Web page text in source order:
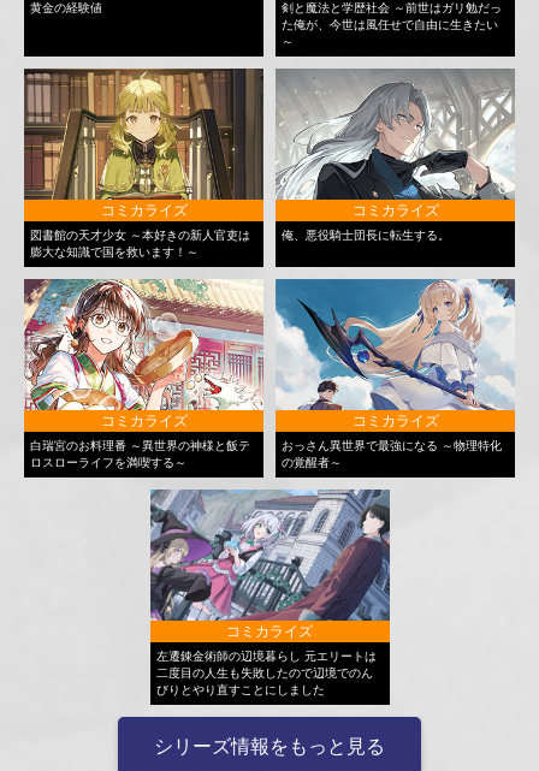
黄金の経験値
剣と魔法と学歴社会 ～前世はガリ勉だっ
た俺が、今世は風任せで自由に生きたい
～
コミカライズ
図書館の天才少女 ～本好きの新人官吏は
膨大な知識で国を救います！～
コミカライズ
俺、悪役騎士団長に転生する。
コミカライズ
白瑞宮のお料理番 ～異世界の神様と飯テ
ロスローライフを満喫する～
コミカライズ
おっさん異世界で最強になる ～物理特化
の覚醒者～
コミカライズ
左遷錬金術師の辺境暮らし 元エリートは
二度目の人生も失敗したので辺境でのん
びりとやり直すことにしました
シリーズ情報をもっと見る